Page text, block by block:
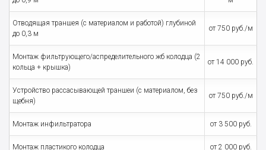
Отводящая траншея (с материалом и работой) глубиной
до 0,3 м
от 750 руб./м
Монтаж фильтрующего/аспределительного жб колодца (2
кольца + крышка)
от 14 000 руб.
Устройство рассасывающей траншеи (с материалом, без
щебня)
от 750 руб./м
Монтаж инфильтратора от 3 500 руб.
Монтаж пластикого колодца от 2 000 руб.